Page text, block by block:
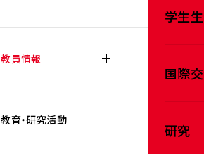
学生
国際
研究
教員情報
教育・研究活動